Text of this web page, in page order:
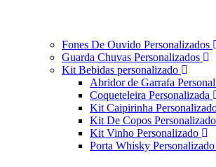
Fones De Ouvido Personalizados
Guarda Chuvas Personalizados
Kit Bebidas personalizado
Abridor de Garrafa
Coqueteleira Personalizada
Kit Caipirinha
Kit De Copos
Kit Vinho Personalizado
Porta Whisky Personalizado